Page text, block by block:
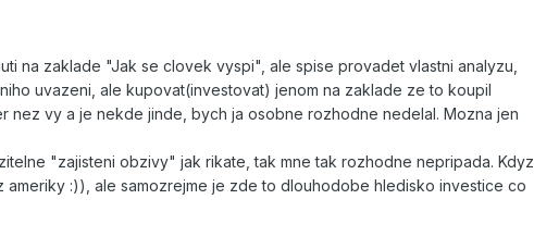
na zaklade "Jak se clovek vyspi", ale spise provadet vlastni analyzu,
uvazeni, ale kupovat(investovat) jenom na zaklade ze to koupil
nez vy a je nekde jinde, bych ja osobne rozhodne nedelal. Mozna jen
"zajisteni obzivy" jak rikate, tak mne tak rozhodne nepripada. Kdyz
ameriky :)), ale samozrejme je zde to dlouhodobe hledisko investice co